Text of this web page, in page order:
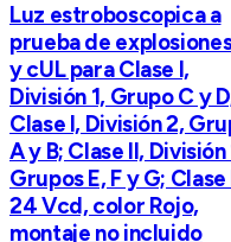
Luz estroboscopica a
prueba de
y cUL para Clase I,
División 1, Grupo C y
Clase I, División 2,
A y B; Clase II, División
Grupos E, F y G; Clase
24 Vcd, color Rojo,
montaje no incluido